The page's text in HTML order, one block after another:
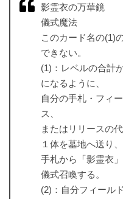
影霊衣の万華鏡
儀式魔法
このカード名の(1)
できない。
(1)：レベルの合計
になるように、
自分の手札・フィ
ス、
またはリリースの
１体を墓地へ送り、
手札から「影霊衣
儀式召喚する。
(2)：自分フィール